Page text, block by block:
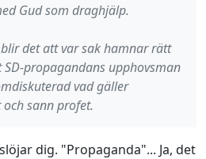
Gud som draghjälp.
det att var sak hamnar rätt
SD-propagandans upphovsman
vad gäller
sann profet.
dig. "Propaganda"... Ja, det